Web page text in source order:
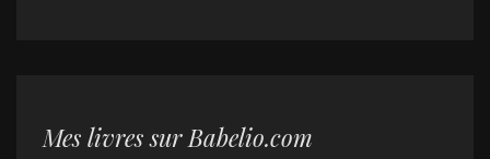
Mes livres sur Babelio.com